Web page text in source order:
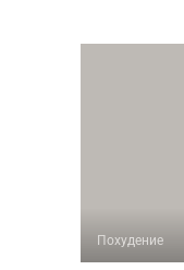
Похудение